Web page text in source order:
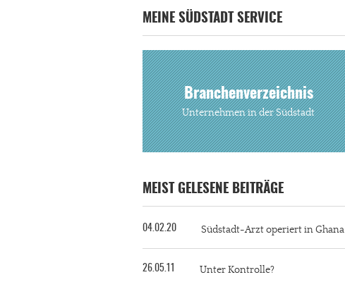
MEINE SÜDSTADT SERVICE
Branchenverzeichnis
Unternehmen in der Südstadt
MEIST GELESENE BEITRÄGE
04.02.20 Südstadt-Arzt operiert in Ghana
26.05.11 Unter Kontrolle?